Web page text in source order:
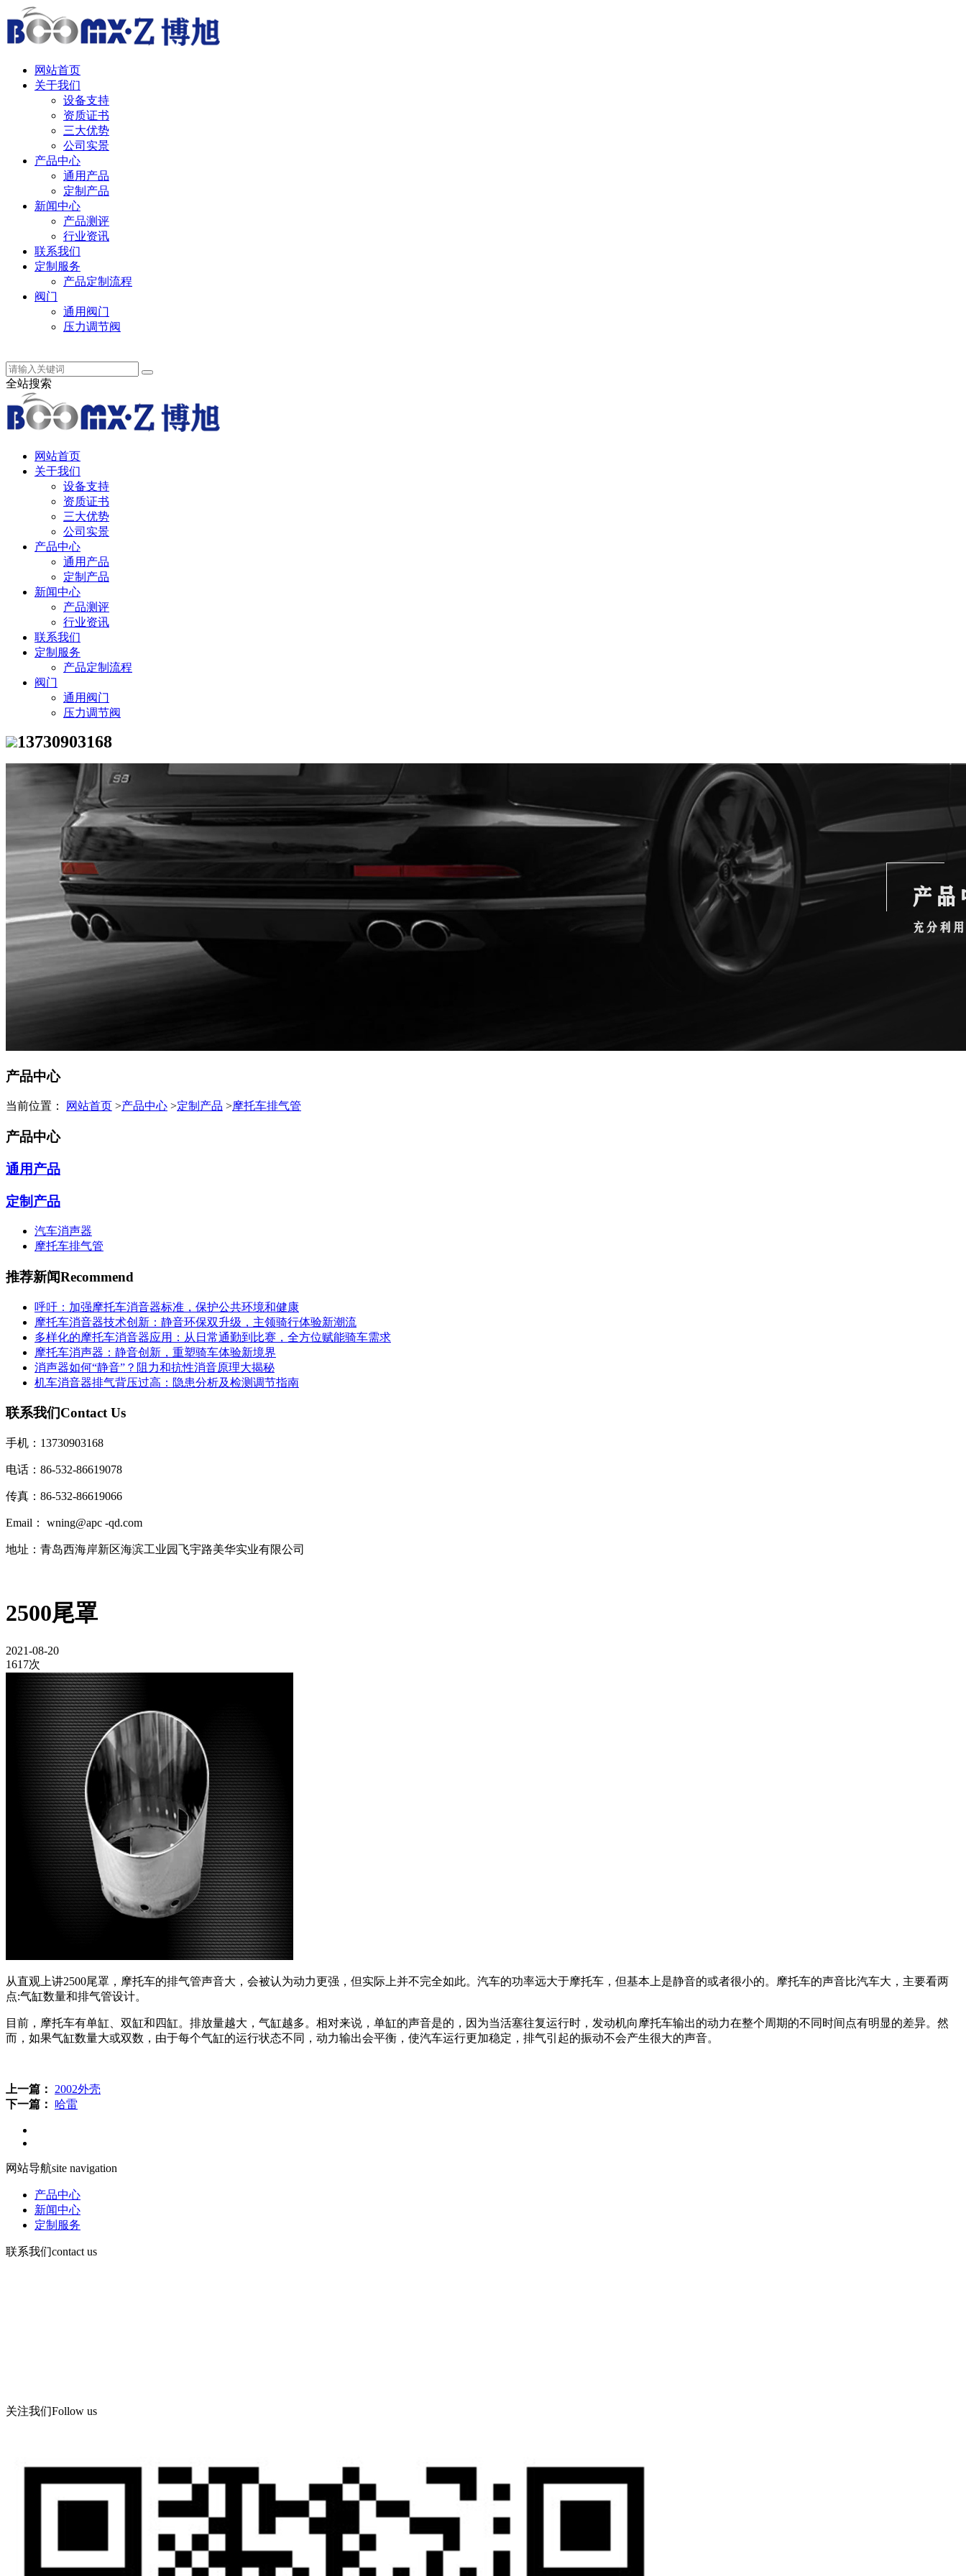
网站首页
关于我们
设备支持
资质证书
三大优势
公司实景
产品中心
通用产品
定制产品
新闻中心
产品测评
行业资讯
联系我们
定制服务
产品定制流程
阀门
通用阀门
压力调节阀
全站搜索
网站首页
关于我们
设备支持
资质证书
三大优势
公司实景
产品中心
通用产品
定制产品
新闻中心
产品测评
行业资讯
联系我们
定制服务
产品定制流程
阀门
通用阀门
压力调节阀
13730903168
产品中心
当前位置： 网站首页 >产品中心 >定制产品 >摩托车排气管
产品中心
通用产品
定制产品
汽车消声器
摩托车排气管
推荐新闻Recommend
呼吁：加强摩托车消音器标准，保护公共环境和健康
摩托车消音器技术创新：静音环保双升级，主领骑行体验新潮流
多样化的摩托车消音器应用：从日常通勤到比赛，全方位赋能骑车需求
摩托车消声器：静音创新，重塑骑车体验新境界
消声器如何“静音”？阻力和抗性消音原理大揭秘
机车消音器排气背压过高：隐患分析及检测调节指南
联系我们Contact Us
手机：13730903168
电话：86-532-86619078
传真：86-532-86619066
Email： wning@apc -qd.com
地址：青岛西海岸新区海滨工业园飞宇路美华实业有限公司
2500尾罩
2021-08-20
1617次
从直观上讲2500尾罩，摩托车的排气管声音大，会被认为动力更强，但实际上并不完全如此。汽车的功率远大于摩托车，但基本上是静音的或者很小的。摩托车的声音比汽车大，主要看两
点:气缸数量和排气管设计。
目前，摩托车有单缸、双缸和四缸。排放量越大，气缸越多。相对来说，单缸的声音是的，因为当活塞往复运行时，发动机向摩托车输出的动力在整个周期的不同时间点有明显的差异。然
而，如果气缸数量大或双数，由于每个气缸的运行状态不同，动力输出会平衡，使汽车运行更加稳定，排气引起的振动不会产生很大的声音。
上一篇：
2002外壳
下一篇：
哈雷
网站导航site navigation
产品中心
新闻中心
定制服务
联系我们contact us
关注我们Follow us